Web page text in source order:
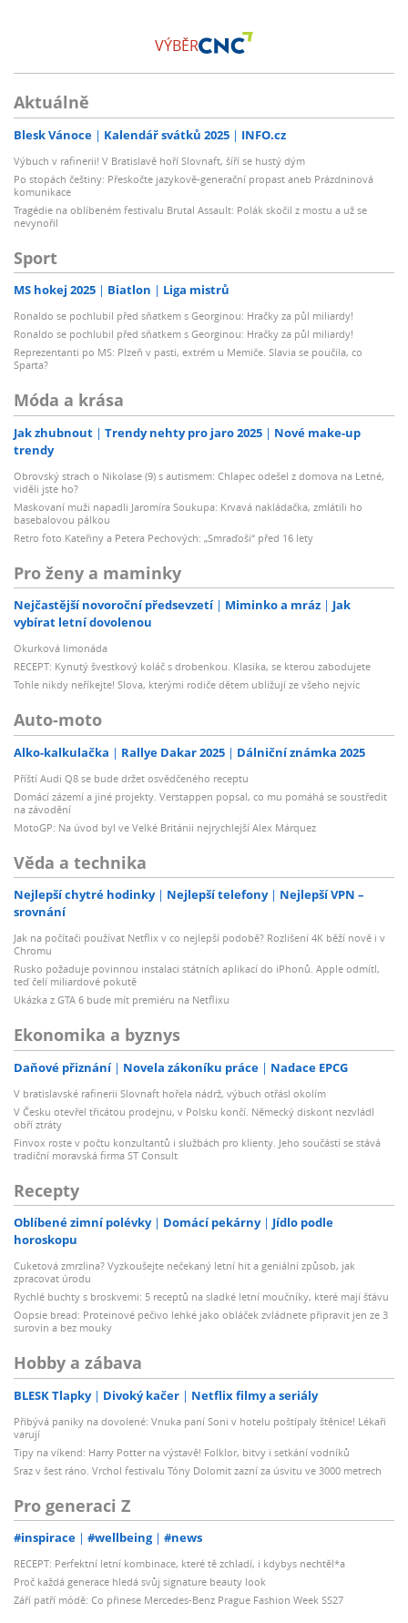
VÝBĚR
Aktuálně
Blesk Vánoce Kalendář svátků 2025 INFO.cz
Výbuch v rafinerii! V Bratislavě hoří Slovnaft, šíří se hustý dým
Po stopách češtiny: Přeskočte jazykově-generační propast aneb Prázdninová
komunikace
Tragédie na oblíbeném festivalu Brutal Assault: Polák skočil z mostu a už se
nevynořil
Sport
MS hokej 2025 Biatlon Liga mistrů
Ronaldo se pochlubil před sňatkem s Georginou: Hračky za půl miliardy!
Ronaldo se pochlubil před sňatkem s Georginou: Hračky za půl miliardy!
Reprezentanti po MS: Plzeň v pasti, extrém u Memiče. Slavia se poučila, co
Sparta?
Móda a krása
Jak zhubnout Trendy nehty pro jaro 2025
Nové make-up
trendy
Obrovský strach o Nikolase (9) s autismem: Chlapec odešel z domova na Letné,
viděli jste ho?
Maskovaní muži napadli Jaromíra Soukupa: Krvavá nakládačka, zmlátili ho
basebalovou pálkou
Retro foto Kateřiny a Petera Pechových: „Smraďoši“ před 16 lety
Pro ženy a maminky
Nejčastější novoroční předsevzetí Miminko a mráz
Jak
vybírat letní dovolenou
Okurková limonáda
RECEPT: Kynutý švestkový koláč s drobenkou. Klasika, se kterou zabodujete
Tohle nikdy neříkejte! Slova, kterými rodiče dětem ubližují ze všeho nejvíc
Auto-moto
Alko-kalkulačka Rallye Dakar 2025 Dálniční známka 2025
Příští Audi Q8 se bude držet osvědčeného receptu
Domácí zázemí a jiné projekty. Verstappen popsal, co mu pomáhá se soustředit
na závodění
MotoGP: Na úvod byl ve Velké Británii nejrychlejší Alex Márquez
Věda a technika
Nejlepší chytré hodinky Nejlepší telefony
Nejlepší VPN –
srovnání
Jak na počítači používat Netflix v co nejlepší podobě? Rozlišení 4K běží nově i v
Chromu
Rusko požaduje povinnou instalaci státních aplikací do iPhonů. Apple odmítl,
teď čelí miliardové pokutě
Ukázka z GTA 6 bude mít premiéru na Netflixu
Ekonomika a byznys
Daňové přiznání Novela zákoníku práce Nadace EPCG
V bratislavské rafinerii Slovnaft hořela nádrž, výbuch otřásl okolím
V Česku otevřel třicátou prodejnu, v Polsku končí. Německý diskont nezvládl
obří ztráty
Finvox roste v počtu konzultantů i službách pro klienty. Jeho součástí se stává
tradiční moravská firma ST Consult
Recepty
Oblíbené zimní polévky Domácí pekárny
Jídlo podle
horoskopu
Cuketová zmrzlina? Vyzkoušejte nečekaný letní hit a geniální způsob, jak
zpracovat úrodu
Rychlé buchty s broskvemi: 5 receptů na sladké letní moučníky, které mají šťávu
Oopsie bread: Proteinové pečivo lehké jako obláček zvládnete připravit jen ze 3
surovin a bez mouky
Hobby a zábava
BLESK Tlapky Divoký kačer Netflix filmy a seriály
Přibývá paniky na dovolené: Vnuka paní Soni v hotelu poštípaly štěnice! Lékaři
varují
Tipy na víkend: Harry Potter na výstavě! Folklor, bitvy i setkání vodníků
Sraz v šest ráno. Vrchol festivalu Tóny Dolomit zazní za úsvitu ve 3000 metrech
Pro generaci Z
#inspirace #wellbeing #news
RECEPT: Perfektní letní kombinace, které tě zchladí, i kdybys nechtěl*a
Proč každá generace hledá svůj signature beauty look
Září patří módě: Co přinese Mercedes-Benz Prague Fashion Week SS27